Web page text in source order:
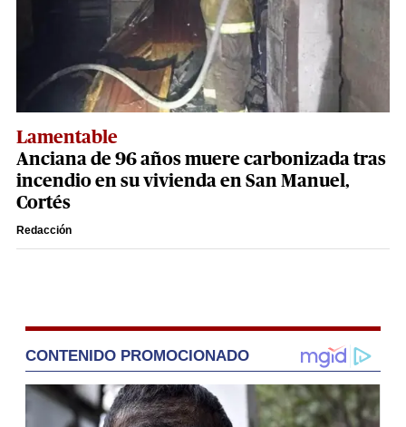
Lamentable
Anciana de 96 años muere carbonizada tras
incendio en su vivienda en San Manuel,
Cortés
Redacción
CONTENIDO PROMOCIONADO